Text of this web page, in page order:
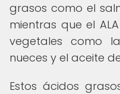
grasos como el
mientras que el
vegetales como
nueces y el aceite
Estos ácidos